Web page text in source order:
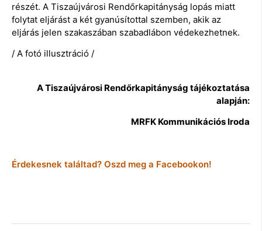
részét. A Tiszaújvárosi Rendőrkapitányság lopás miatt
folytat eljárást a két gyanúsítottal szemben, akik az
eljárás jelen szakaszában szabadlábon védekezhetnek.
/ A fotó illusztráció /
A Tiszaújvárosi Rendőrkapitányság tájékoztatása
alapján:
MRFK Kommunikációs Iroda
Érdekesnek találtad? Oszd meg a Facebookon!